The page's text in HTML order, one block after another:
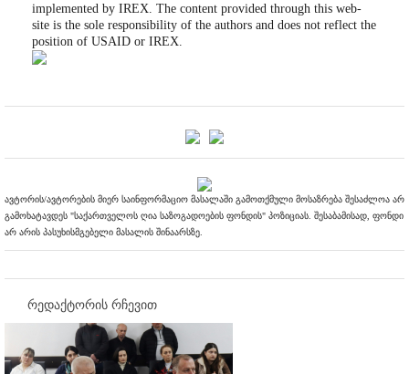
implemented by IREX. The content provided through this web-
site is the sole responsibility of the authors and does not reflect the
position of USAID or IREX.
ავტორის/ავტორების მიერ საინფორმაციო მასალაში გამოთქმული მოსაზრება შესაძლოა არ
გამოხატავდეს "საქართველოს ღია საზოგადოების ფონდის" პოზიციას. შესაბამისად, ფონდი
არ არის პასუხისმგებელი მასალის შინაარსზე.
რედაქტორის რჩევით